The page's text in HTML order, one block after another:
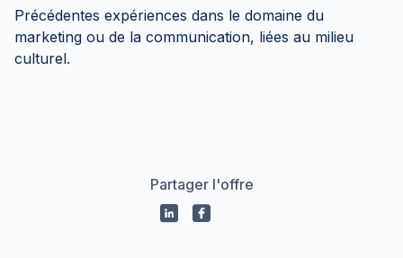
Précédentes expériences dans le domaine du
marketing ou de la communication, liées au milieu
culturel.
Partager l'offre